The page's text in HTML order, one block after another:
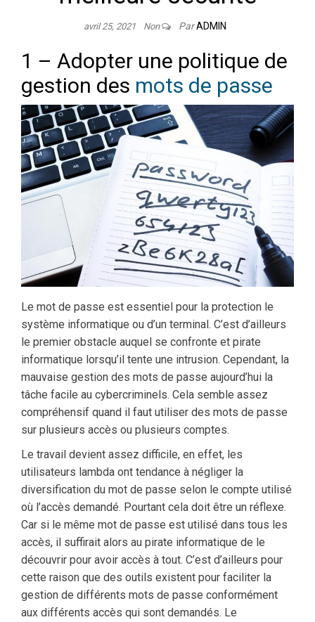
avril 25, 2021 Non ParADMIN
1 – Adopter une politique de
gestion des mots de passe
Le mot de passe est essentiel pour la protection le
système informatique ou d’un terminal. C’est d’ailleurs
le premier obstacle auquel se confronte et pirate
informatique lorsqu’il tente une intrusion. Cependant, la
mauvaise gestion des mots de passe aujourd’hui la
tâche facile au cybercriminels. Cela semble assez
compréhensif quand il faut utiliser des mots de passe
sur plusieurs accès ou plusieurs comptes.
Le travail devient assez difficile, en effet, les
utilisateurs lambda ont tendance à négliger la
diversification du mot de passe selon le compte utilisé
où l’accès demandé. Pourtant cela doit être un réflexe.
Car si le même mot de passe est utilisé dans tous les
accès, il suffirait alors au pirate informatique de le
découvrir pour avoir accès à tout. C’est d’ailleurs pour
cette raison que des outils existent pour faciliter la
gestion de différents mots de passe conformément
aux différents accès qui sont demandés. Le